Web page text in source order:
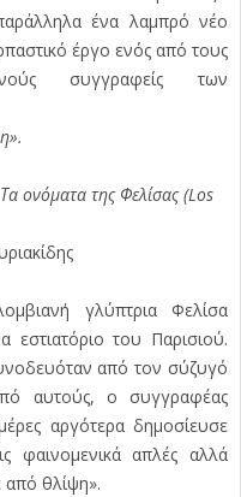
ένα λαμπρό νέο
έργο ενός από τους
συγγραφείς των
Τα ονόματα της Φελίσας (Los
γλύπτρια Φελίσα
του Παρισιού.
από τον σύζυγό
αυτούς, ο συγγραφέας
αργότερα δημοσίευσε
φαινομενικά απλές αλλά
από θλίψη».